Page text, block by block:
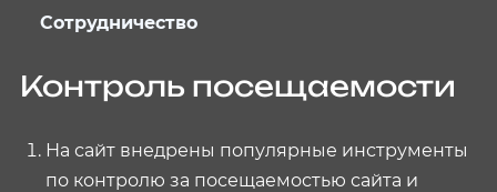
Сотрудничество
Контроль посещаемости
На сайт внедрены популярные инструменты
по контролю за посещаемостью сайта и